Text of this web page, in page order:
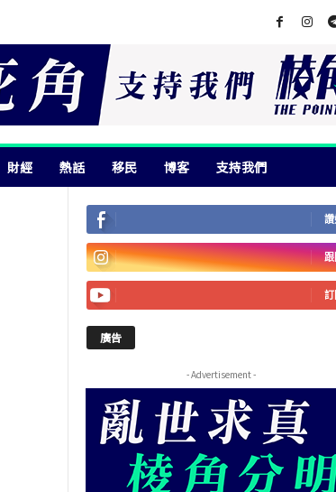
財經 熱話 移民 博客 支持我們
跟
訂
廣告
- Advertisement -